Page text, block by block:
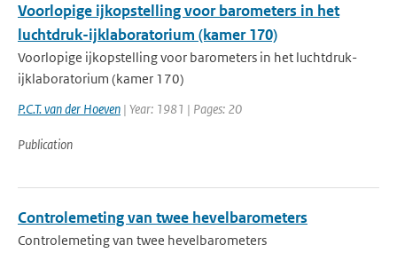
Voorlopige ijkopstelling voor barometers in het
luchtdruk-ijklaboratorium (kamer 170)
Voorlopige ijkopstelling voor barometers in het luchtdruk-
ijklaboratorium (kamer 170)
P.C.T. van der Hoeven | Year: 1981 | Pages: 20
Publication
Controlemeting van twee hevelbarometers
Controlemeting van twee hevelbarometers